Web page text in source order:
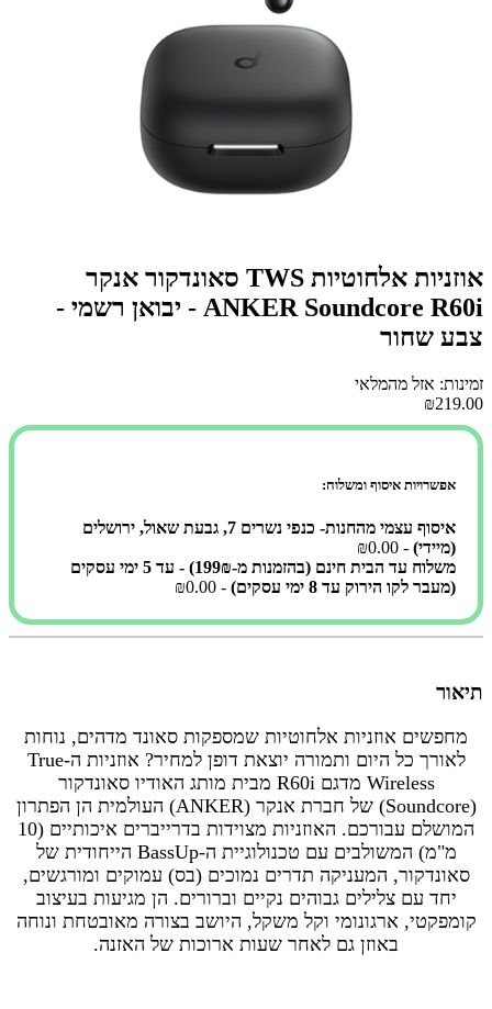
אוזניות אלחוטיות TWS סאונדקור אנקר
ANKER Soundcore R60i - יבואן רשמי -
צבע שחור
זמינות: אזל מהמלאי
₪219.00
אפשרויות איסוף ומשלוח:
איסוף עצמי מהחנות- כנפי נשרים 7, גבעת שאול, ירושלים
(מיידי) - ₪0.00
משלוח עד הבית חינם (בהזמנות מ-199₪) - עד 5 ימי עסקים
(מעבר לקו הירוק עד 8 ימי עסקים)
- ₪0.00
תיאור
מחפשים אוזניות אלחוטיות שמספקות סאונד מדהים, נוחות
לאורך כל היום ותמורה יוצאת דופן למחיר? אוזניות ה-True
Wireless מדגם R60i מבית מותג האודיו סאונדקור
(Soundcore) של חברת אנקר (ANKER) העולמית הן הפתרון
המושלם עבורכם. האוזניות מצוידות בדרייברים איכותיים (10
מ"מ) המשולבים עם טכנולוגיית ה-BassUp הייחודית של
סאונדקור, המעניקה תדרים נמוכים (בס) עמוקים ומורגשים,
יחד עם צלילים גבוהים נקיים וברורים. הן מגיעות בעיצוב
קומפקטי, ארגונומי וקל משקל, היושב בצורה מאובטחת ונוחה
באוזן גם לאחר שעות ארוכות של האזנה.